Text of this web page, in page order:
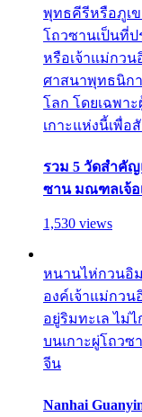
พุทธคีรีหรือภูเ
โถวซานเป็นที่
หรือเจ้าแม่กว
ศาสนาพุทธนิก
โลก โดยเฉพา
เกาะแห่งนี้เพื่อ
รวม 5 วัดสำคัญ
ซาน มณฑลเจ้อ
1,530 views
หนานไห่กวนอิ
องค์เจ้าแม่กวน
อยู่ริมทะเล ไม่
บนเกาะผู่โถวซ
จีน
Nanhai